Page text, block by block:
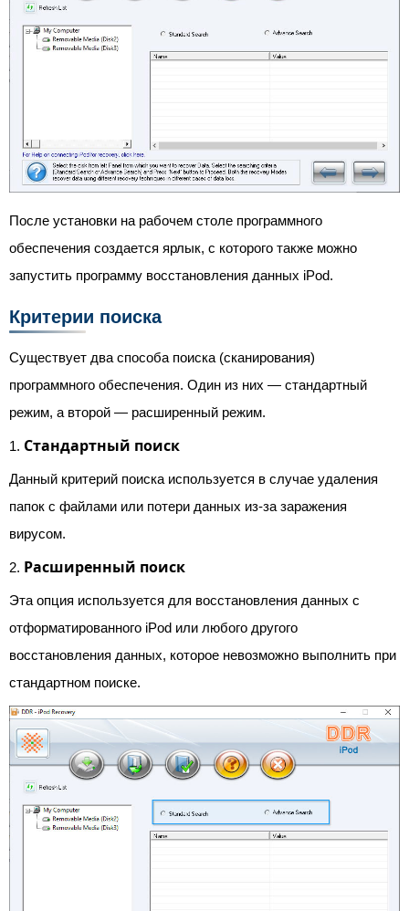
После установки на рабочем столе программного
обеспечения создается ярлык, с которого также можно
запустить программу восстановления данных iPod.
Критерии поиска
Существует два способа поиска (сканирования)
программного обеспечения. Один из них — стандартный
режим, а второй — расширенный режим.
1. Стандартный поиск
Данный критерий поиска используется в случае удаления
папок с файлами или потери данных из-за заражения
вирусом.
2. Расширенный поиск
Эта опция используется для восстановления данных с
отформатированного iPod или любого другого
восстановления данных, которое невозможно выполнить при
стандартном поиске.